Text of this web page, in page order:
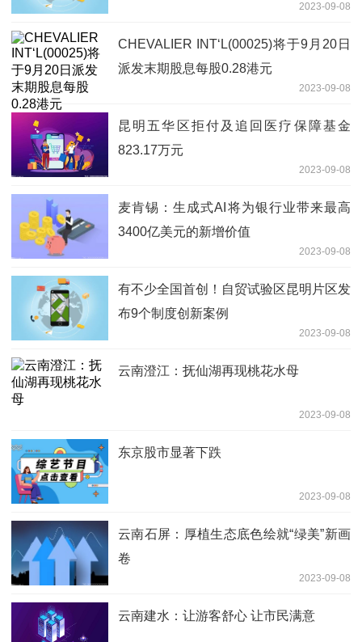
2023-09-08
CHEVALIER INT‘L(00025)将于9月20日
派发末期股息每股0.28港元
2023-09-08
昆明五华区拒付及追回医疗保障基金
823.17万元
2023-09-08
麦肯锡：生成式AI将为银行业带来最高
3400亿美元的新增价值
2023-09-08
有不少全国首创！自贸试验区昆明片区发
布9个制度创新案例
2023-09-08
云南澄江：抚仙湖再现桃花水母
2023-09-08
东京股市显著下跌
2023-09-08
云南石屏：厚植生态底色绘就“绿美”新画
卷
2023-09-08
云南建水：让游客舒心 让市民满意